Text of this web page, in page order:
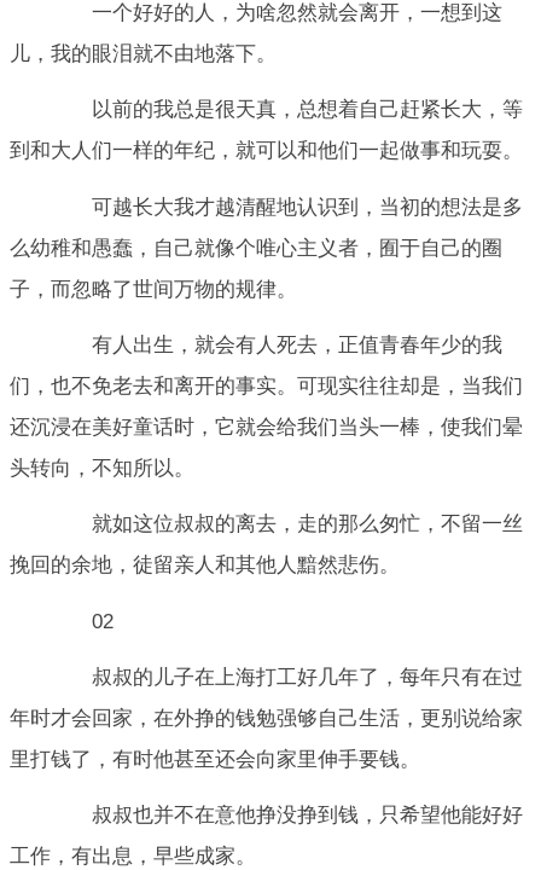
一个好好的人，为啥忽然就会离开，一想到这
儿，我的眼泪就不由地落下。
以前的我总是很天真，总想着自己赶紧长大，等
到和大人们一样的年纪，就可以和他们一起做事和玩耍。
可越长大我才越清醒地认识到，当初的想法是多
么幼稚和愚蠢，自己就像个唯心主义者，囿于自己的圈
子，而忽略了世间万物的规律。
有人出生，就会有人死去，正值青春年少的我
们，也不免老去和离开的事实。可现实往往却是，当我们
还沉浸在美好童话时，它就会给我们当头一棒，使我们晕
头转向，不知所以。
就如这位叔叔的离去，走的那么匆忙，不留一丝
挽回的余地，徒留亲人和其他人黯然悲伤。
02
叔叔的儿子在上海打工好几年了，每年只有在过
年时才会回家，在外挣的钱勉强够自己生活，更别说给家
里打钱了，有时他甚至还会向家里伸手要钱。
叔叔也并不在意他挣没挣到钱，只希望他能好好
工作，有出息，早些成家。